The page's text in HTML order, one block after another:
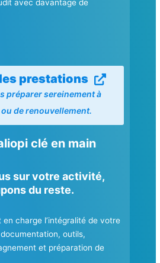
avec davantage de
prestations
préparer sereinement à
de renouvellement.
clé en main
sur votre activité,
du reste.
charge l’intégralité de votre
outils,
et préparation de